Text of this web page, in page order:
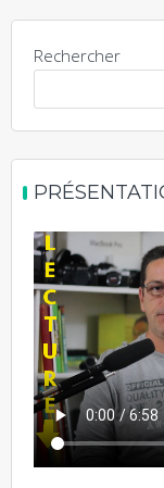
Rechercher